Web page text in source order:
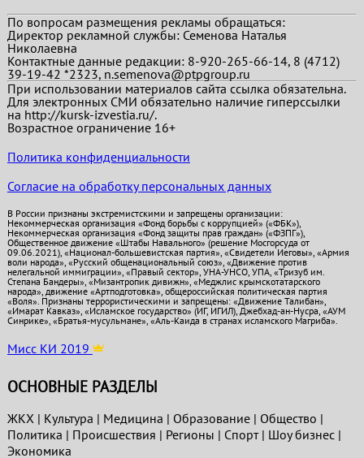
По вопросам размещения рекламы обращаться:
Директор рекламной службы: Семенова Наталья
Николаевна
Контактные данные редакции: 8-920-265-66-14, 8 (4712)
39-19-42 *2323, n.semenova@ptpgroup.ru
При использовании материалов сайта ссылка обязательна.
Для электронных СМИ обязательно наличие гиперссылки
на http://kursk-izvestia.ru/.
Возрастное ограничение 16+
Политика конфиденциальности
Согласие на обработку персональных данных
В России признаны экстремистскими и запрещены организации:
Некоммерческая организация «Фонд борьбы с коррупцией» («ФБК»),
Некоммерческая организация «Фонд защиты прав граждан» («ФЗПГ»),
Общественное движение «Штабы Навального» (решение Мосгорсуда от
09.06.2021), «Национал-большевистская партия», «Свидетели Иеговы», «Армия
воли народа», «Русский общенациональный союз», «Движение против
нелегальной иммиграции», «Правый сектор», УНА-УНСО, УПА, «Тризуб им.
Степана Бандеры», «Мизантропик дивижн», «Меджлис крымскотатарского
народа», движение «Артподготовка», общероссийская политическая партия
«Воля». Признаны террористическими и запрещены: «Движение Талибан»,
«Имарат Кавказ», «Исламское государство» (ИГ, ИГИЛ), Джебхад-ан-Нусра, «АУМ
Синрике», «Братья-мусульмане», «Аль-Каида в странах исламского Магриба».
Мисс КИ 2019
ОСНОВНЫЕ РАЗДЕЛЫ
ЖКХ | Культура | Медицина | Образование| Общество |
Политика | Проиcшествия | Регионы | Спорт| Шоу бизнес|
Экономика